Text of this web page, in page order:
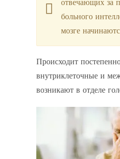
отвечающих за
больного
мозге
Происходит
внутриклеточные и
возникают в отделе